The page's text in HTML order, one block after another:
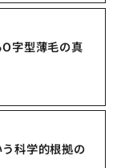
字型薄毛の真
科学的根拠の